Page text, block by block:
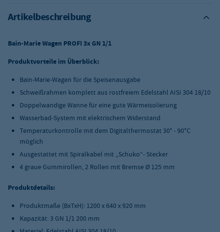
Artikelbeschreibung
Bain-Marie Wagen PROFI 3x GN 1/1
Produktvorteile im Überblick:
Bain-Marie-Wagen für die Speisenausgabe
Schweißrahmen komplett aus rostfreiem Edelstahl AISI 304 18/10
Doppelwandige Wanne für eine gute Wärmeisolierung
Wasserbad-System mit elektrischem Widerstand
Temperaturkontrolle mit dem Digitalthermostat 30° - 90°C
möglich
Ausgestattet mit Spiralkabel mit „Schuko“- Stecker
4 graue Gummirollen, 2 Rollen mit Bremse Ø 125 mm
Produktdetails:
Produktmaße (BxTxH): 1200 x 640 x 920 mm
Kapazität: 3 GN 1/1 200 mm